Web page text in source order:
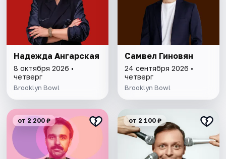
Надежда Ангарская
8 октября 2026 •
четверг
Brooklyn Bowl
Самвел Гиновян
24 сентября 2026 •
четверг
Brooklyn Bowl
от 2 200 ₽ от 2 100 ₽